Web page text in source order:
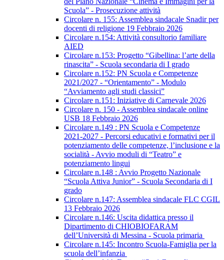
Scuola” - Prosecuzione attività
Circolare n. 155: Assemblea sindacale Snadir per
docenti di religione 19 Febbraio 2026
Circolare n.154: Attività consultorio familiare
AIED
Circolare n.153: Progetto “Gibellina: l’arte della
rinascita” - Scuola secondaria di I grado
Circolare n.152: PN Scuola e Competenze
2021/2027 - “Orientamento” - Modulo
“Avviamento agli studi classici”
Circolare n.151: Iniziative di Carnevale 2026
Circolare n. 150 - Assemblea sindacale online
USB 18 Febbraio 2026
Circolare n.149 : PN Scuola e Competenze
2021-2027 - Percorsi educativi e formativi per il
potenziamento delle competenze, l’inclusione e la
socialità - Avvio moduli di “Teatro” e
potenziamento lingui
Circolare n.148 : Avvio Progetto Nazionale
“Scuola Attiva Junior” - Scuola Secondaria di I
grado
Circolare n.147: Assemblea sindacale FLC CGIL
13 Febbraio 2026
Circolare n.146: Uscita didattica presso il
Dipartimento di CHIOBIOFARAM
dell’Università di Messina - Scuola primaria
Circolare n.145: Incontro Scuola-Famiglia per la
scuola dell’infanzia